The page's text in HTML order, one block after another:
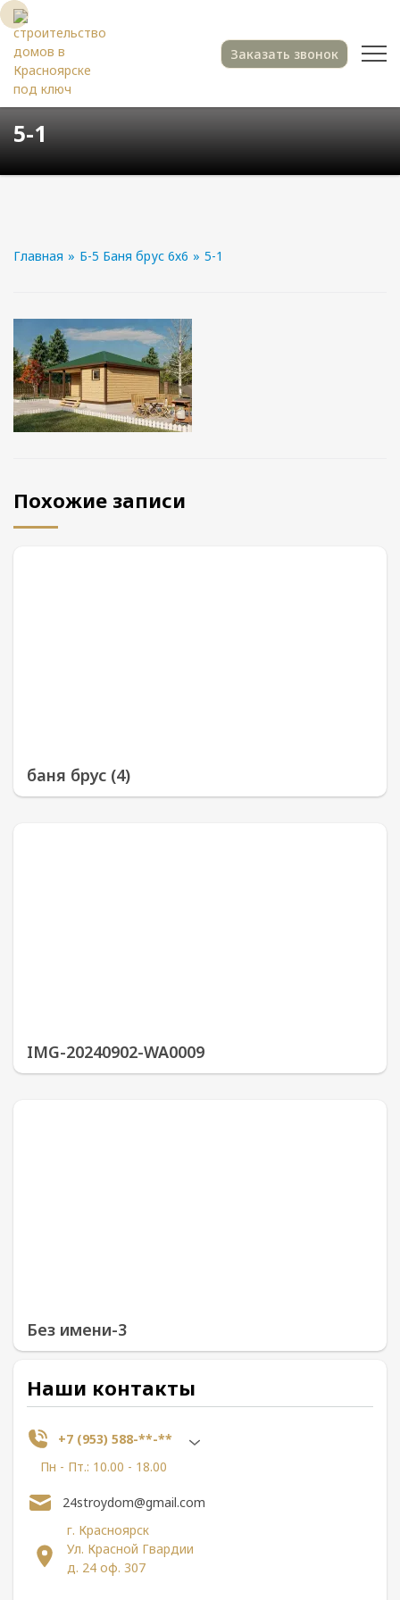
Заказать звонок
5-1
Главная » Б-5 Баня брус 6х6 » 5-1
Похожие записи
баня брус (4)
IMG-20240902-WA0009
Без имени-3
Наши контакты
+7 (953) 588-**-**
Пн - Пт.: 10.00 - 18.00
г. Красноярск
Ул. Красной Гвардии
д. 24 оф. 307
24stroydom@gmail.com